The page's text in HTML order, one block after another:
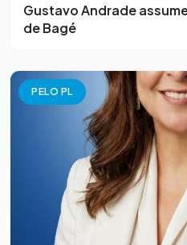
Gustavo Andrade
de Bagé
PELO PL